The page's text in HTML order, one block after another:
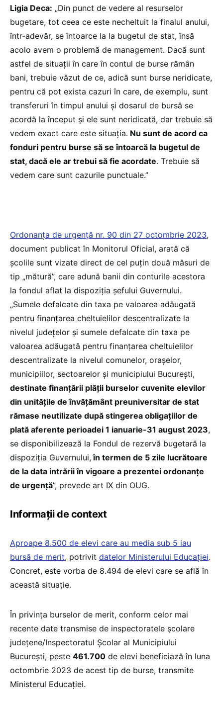
Ligia Deca: „Din punct de vedere al resurselor
bugetare, tot ceea ce este necheltuit la finalul anului,
într-adevăr, se întoarce la la bugetul de stat, însă
acolo avem o problemă de management. Dacă sunt
astfel de situații în care în contul de burse rămân
bani, trebuie văzut de ce, adică sunt burse neridicate,
pentru că pot exista cazuri în care, de exemplu, sunt
transferuri în timpul anului și dosarul de bursă se
acordă la început și ele sunt neridicată, dar trebuie să
vedem exact care este situația. Nu sunt de acord ca
fonduri pentru burse să se întoarcă la bugetul de
stat, dacă ele ar trebui să fie acordate. Trebuie să
vedem care sunt cazurile punctuale.”
Ordonanța de urgență nr. 90 din 27 octombrie 2023,
document publicat în Monitorul Oficial, arată că
școlile sunt vizate direct de cel puțin două măsuri de
tip „mătură”, care adună banii din conturile acestora
la fondul aflat la dispoziția șefului Guvernului.
„Sumele defalcate din taxa pe valoarea adăugată
pentru finanțarea cheltuielilor descentralizate la
nivelul județelor și sumele defalcate din taxa pe
valoarea adăugată pentru finanțarea cheltuielilor
descentralizate la nivelul comunelor, orașelor,
municipiilor, sectoarelor și municipiului București,
destinate finanțării plății burselor cuvenite elevilor
din unitățile de învățământ preuniversitar de stat
rămase neutilizate după stingerea obligațiilor de
plată aferente perioadei 1 ianuarie-31 august 2023,
se disponibilizează la Fondul de rezervă bugetară la
dispoziția Guvernului,în termen de 5 zile lucrătoare
de la data intrării în vigoare a prezentei ordonanțe
de urgență”, prevede art IX din OUG.
Informații de context
Aproape 8.500 de elevi care au media sub 5 iau
bursă de merit, potrivit datelor Ministerului Educației.
Concret, este vorba de 8.494 de elevi care se află în
această situație.
În privința burselor de merit, conform celor mai
recente date transmise de inspectoratele școlare
județene/Inspectoratul Școlar al Municipiului
București, peste 461.700 de elevi beneficiază în luna
octombrie 2023 de acest tip de burse, transmite
Ministerul Educației.